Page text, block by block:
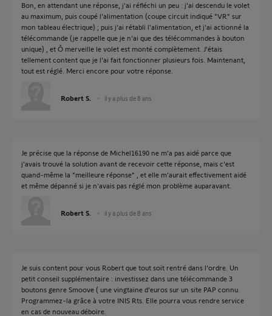
Bon, en attendant une réponse, j'ai réfléchi un peu : j'ai descendu le volet
au maximum, puis coupé l'alimentation (coupe circuit indiqué "VR" sur
mon tableau électrique) ; puis j'ai rétabli l'alimentation, et j'ai actionné la
télécommande (je rappelle que je n'ai que des télécommandes à bouton
unique) , et Ô merveille le volet est monté complètement. J'étais
tellement content que je l'ai fait fonctionner plusieurs fois. Maintenant,
tout est réglé. Merci encore pour votre réponse.
Robert S. il y a plus de 8 ans
Je précise que la réponse de Michel16190 ne m'a pas aidé parce que
j'avais trouvé la solution avant de recevoir cette réponse, mais c'est
quand-même la "meilleure réponse" , et elle m'aurait effectivement aidé
et même dépanné si je n'avais pas réglé mon problème auparavant.
Robert S. il y a plus de 8 ans
Je suis content pour vous Robert que tout soit rentré dans l’ordre. Un
petit conseil supplémentaire : investissez dans une télécommande 3
boutons genre Smoove ( une vingtaine d’euros sur un site PAP connu.
Programmez-la grâce à votre INIS Rts. Elle pourra vous rendre service
en cas de nouveau déboire.